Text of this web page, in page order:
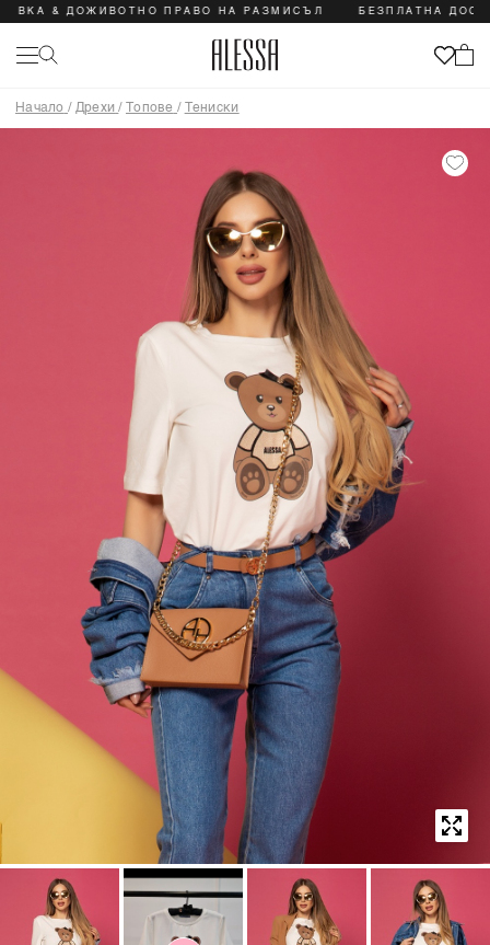
& ДОЖИВОТНО ПРАВО НА РАЗМИСЪЛ БЕЗПЛАТНА
Начало / Дрехи / Топове / Тениски